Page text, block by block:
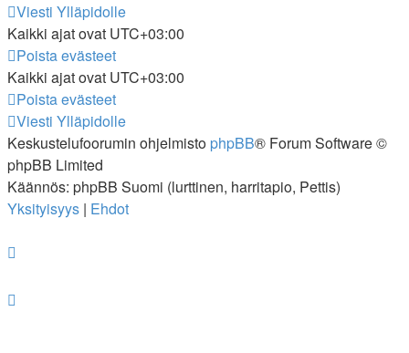
Viesti Ylläpidolle
Kaikki ajat ovat UTC+03:00
Poista evästeet
Kaikki ajat ovat UTC+03:00
Poista evästeet
Viesti Ylläpidolle
Keskustelufoorumin ohjelmisto phpBB® Forum Software ©
phpBB Limited
Käännös: phpBB Suomi (lurttinen, harritapio, Pettis)
Yksityisyys | Ehdot